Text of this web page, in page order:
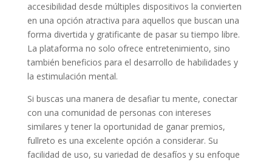
accesibilidad desde múltiples dispositivos la convierten
en una opción atractiva para aquellos que buscan una
forma divertida y gratificante de pasar su tiempo libre.
La plataforma no solo ofrece entretenimiento, sino
también beneficios para el desarrollo de habilidades y
la estimulación mental.
Si buscas una manera de desafiar tu mente, conectar
con una comunidad de personas con intereses
similares y tener la oportunidad de ganar premios,
fullreto es una excelente opción a considerar. Su
facilidad de uso, su variedad de desafíos y su enfoque